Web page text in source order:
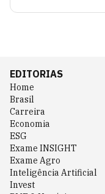
EDITORIAS
Home
Brasil
Carreira
Economia
ESG
Exame INSIGHT
Exame Agro
Inteligência Artificial
Invest